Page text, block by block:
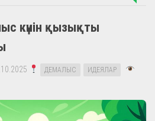
күнін қызықты
ДЕМАЛЫС ИДЕЯЛАР